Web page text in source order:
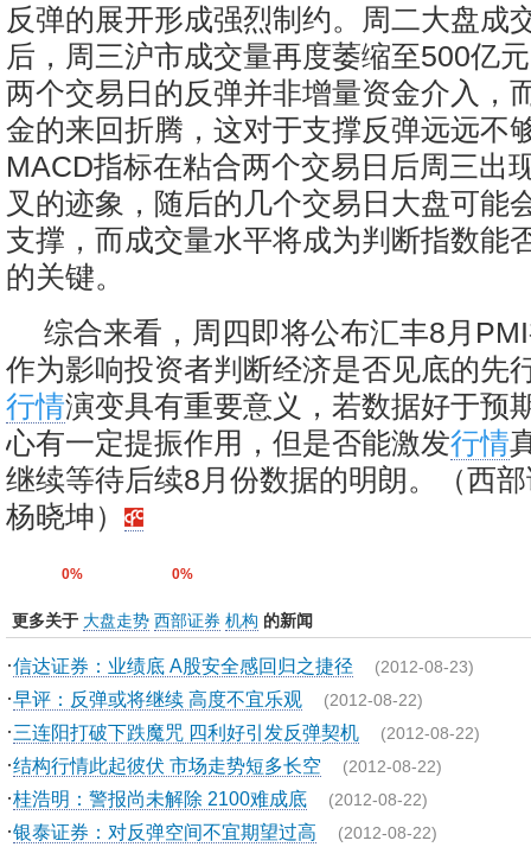
反弹的展开形成强烈制约。周二大盘成
后，周三沪市成交量再度萎缩至500亿
两个交易日的反弹并非增量资金介入，
金的来回折腾，这对于支撑反弹远远不
MACD指标在粘合两个交易日后周三出
叉的迹象，随后的几个交易日大盘可能
支撑，而成交量水平将成为判断指数能
的关键。
综合来看，周四即将公布汇丰8月
作为影响投资者判断经济是否见底的先
行情演变具有重要意义，若数据好于预
心有一定提振作用，但是否能激发行情
继续等待后续8月份数据的明朗。（西
杨晓坤）
0% 0%
更多关于 大盘走势 西部证券 机构 的新闻
·信达证券：业绩底 A股安全感回归之捷径 (2012-08-23)
·早评：反弹或将继续 高度不宜乐观 (2012-08-22)
·三连阳打破下跌魔咒 四利好引发反弹契机 (2012-08-22)
·结构行情此起彼伏 市场走势短多长空 (2012-08-22)
·桂浩明：警报尚未解除 2100难成底 (2012-08-22)
·银泰证券：对反弹空间不宜期望过高 (2012-08-22)